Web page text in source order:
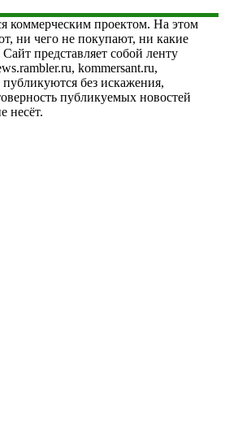
коммерческим проектом. На этом
ни чего не покупают, ни какие
представляет собой ленту
kommersant.ru,
без искажения,
публикуемых новостей
несёт.